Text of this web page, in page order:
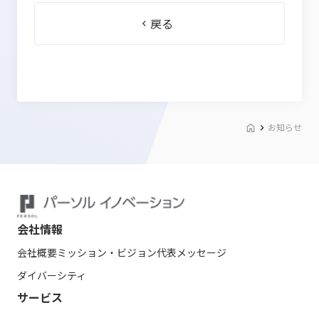
戻る
お知らせ
会社情報
会社概要ミッション・ビジョン代表メッセージ
ダイバーシティ
サービス